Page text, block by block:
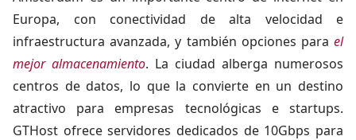
Europa, con conectividad de alta velocidad e
infraestructura avanzada, y también opciones para el
mejor almacenamiento. La ciudad alberga numerosos
centros de datos, lo que la convierte en un destino
atractivo para empresas tecnológicas e startups.
GTHost ofrece servidores dedicados de 10Gbps para